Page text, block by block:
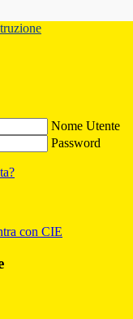
Nome Utente
Password
con CIE